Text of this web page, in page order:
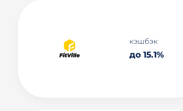
кэшбэк
до 15.1%